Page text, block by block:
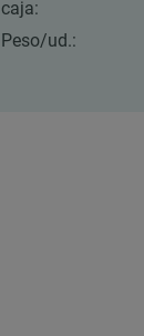
caja:
Peso/ud.: